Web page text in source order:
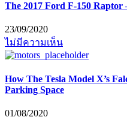
The 2017 Ford F-150 Raptor
23/09/2020
ไม่มีความเห็น
How The Tesla Model X’s
Parking Space
01/08/2020